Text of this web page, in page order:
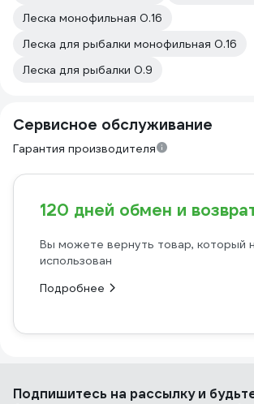
Леска монофильная 0.16
Леска для рыбалки монофильная 0.16
Леска для рыбалки 0.9
Сервисное обслуживание
Гарантия производителя
120 дней обмен и
Вы можете вернуть товар, который
использован
Подробнее
Подпишитесь на рассылкуи